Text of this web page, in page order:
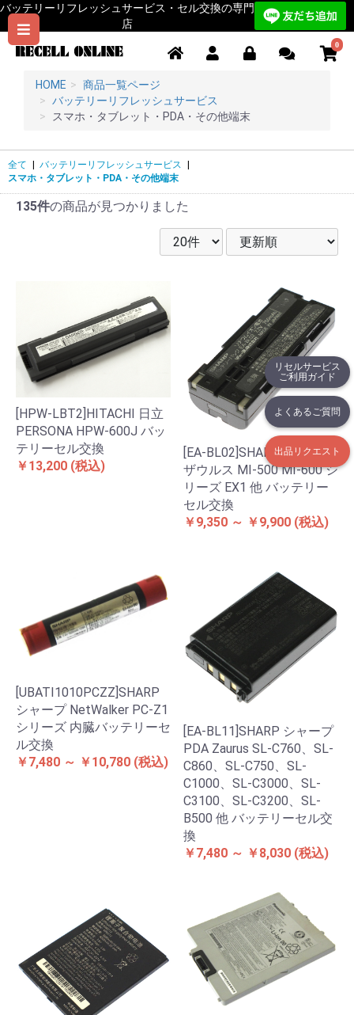
リセルサービス
ご利用ガイド
よくあるご質問
出品リクエスト
バッテリーリフレッシュサービス・セル交換の専門
店
0
HOME
商品一覧ページ
バッテリーリフレッシュサービス
スマホ・タブレット・PDA・その他端末
全て バッテリーリフレッシュサービス
スマホ・タブレット・PDA・その他端末
135件の商品が見つかりました
[HPW-LBT2]HITACHI 日立
PERSONA HPW-600J バッ
テリーセル交換
￥13,200 (税込)
[EA-BL02]SHARP シャープ
ザウルス MI-500 MI-600 シ
リーズ EX1 他 バッテリー
セル交換
￥9,350 ～ ￥9,900 (税込)
[UBATI1010PCZZ]SHARP
シャープ NetWalker PC-Z1
シリーズ 内臓バッテリーセ
ル交換
￥7,480 ～ ￥10,780 (税込)
[EA-BL11]SHARP シャープ
PDA Zaurus SL-C760、SL-
C860、SL-C750、SL-
C1000、SL-C3000、SL-
C3100、SL-C3200、SL-
B500 他 バッテリーセル交
換
￥7,480 ～ ￥8,030 (税込)